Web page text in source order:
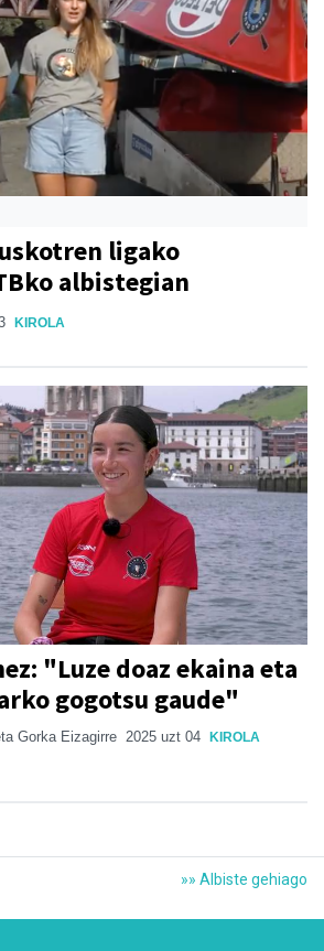
ligako
albistegian
KIROLA
"Luze doaz ekaina eta
gogotsu gaude"
Gorka Eizagirre 2025 uzt 04 KIROLA
»» Albiste gehiago